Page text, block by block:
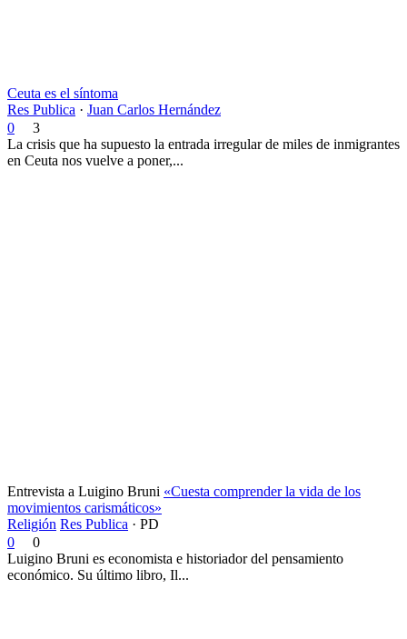
Ceuta es el síntoma
Res Publica · Juan Carlos Hernández
0
3
La crisis que ha supuesto la entrada irregular de miles de inmigrantes
en Ceuta nos vuelve a poner,...
Entrevista a Luigino Bruni «Cuesta comprender la vida de los
movimientos carismáticos»
Religión Res Publica · PD
0
0
Luigino Bruni es economista e historiador del pensamiento
económico. Su último libro, Il...